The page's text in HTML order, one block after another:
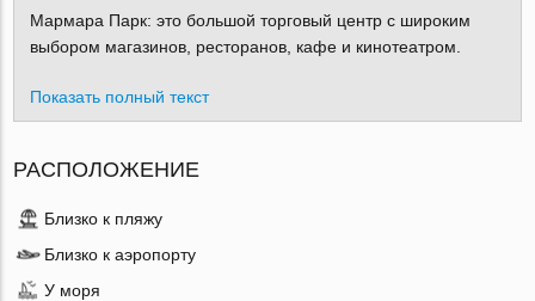
Мармара Парк: это большой торговый центр с широким
выбором магазинов, ресторанов, кафе и кинотеатром.
Показать полный текст
РАСПОЛОЖЕНИЕ
Близко к пляжу
Близко к аэропорту
У моря